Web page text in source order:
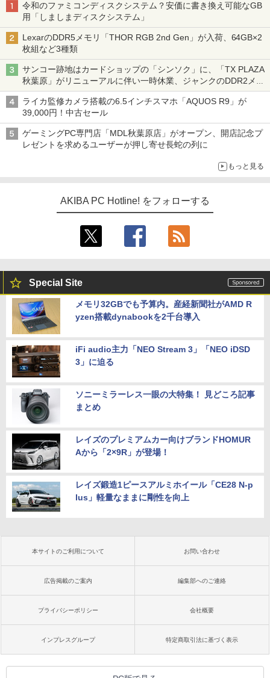
令和のファミコンディスクシステム？安価に書き換え可能なGB
用「しましまディスクシステム」
LexarのDDR5メモリ「THOR RGB 2nd Gen」が入荷、64GB×2
枚組など3種類
サンコー跡地はカードショップの「シンソク」に、「TX PLAZA
秋葉原」がリニューアルに伴い一時休業、ジャンクのDDR2メモ
リが100円で販売など～ 最近の秋葉原 ～
ライカ監修カメラ搭載の6.5インチスマホ「AQUOS R9」が
39,000円！中古セール
ゲーミングPC専門店「MDL秋葉原店」がオープン、開店記念プ
レゼントを求めるユーザーが押し寄せ長蛇の列に
もっと見る
AKIBA PC Hotline! をフォローする
Special Site
メモリ32GBでも予算内。産経新聞社がAMD R
yzen搭載dynabookを2千台導入
iFi audio主力「NEO Stream 3」「NEO iDSD
3」に迫る
ソニーミラーレス一眼の大特集！ 見どころ記事
まとめ
レイズのプレミアムカー向けブランドHOMUR
Aから「2×9R」が登場！
レイズ鍛造1ピースアルミホイール「CE28 N-p
lus」軽量なままに剛性を向上
本サイトのご利用について お問い合わせ
広告掲載のご案内 編集部へのご連絡
プライバシーポリシー 会社概要
インプレスグループ 特定商取引法に基づく表示